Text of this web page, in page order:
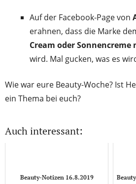
Auf der Facebook-Page von
erahnen, dass die Marke
Cream oder Sonnencreme
wird. Mal gucken, was es
Wie war eure Beauty-Woche? Ist
ein Thema bei euch?
Auch interessant:
Beauty-Notizen 16.8.2019